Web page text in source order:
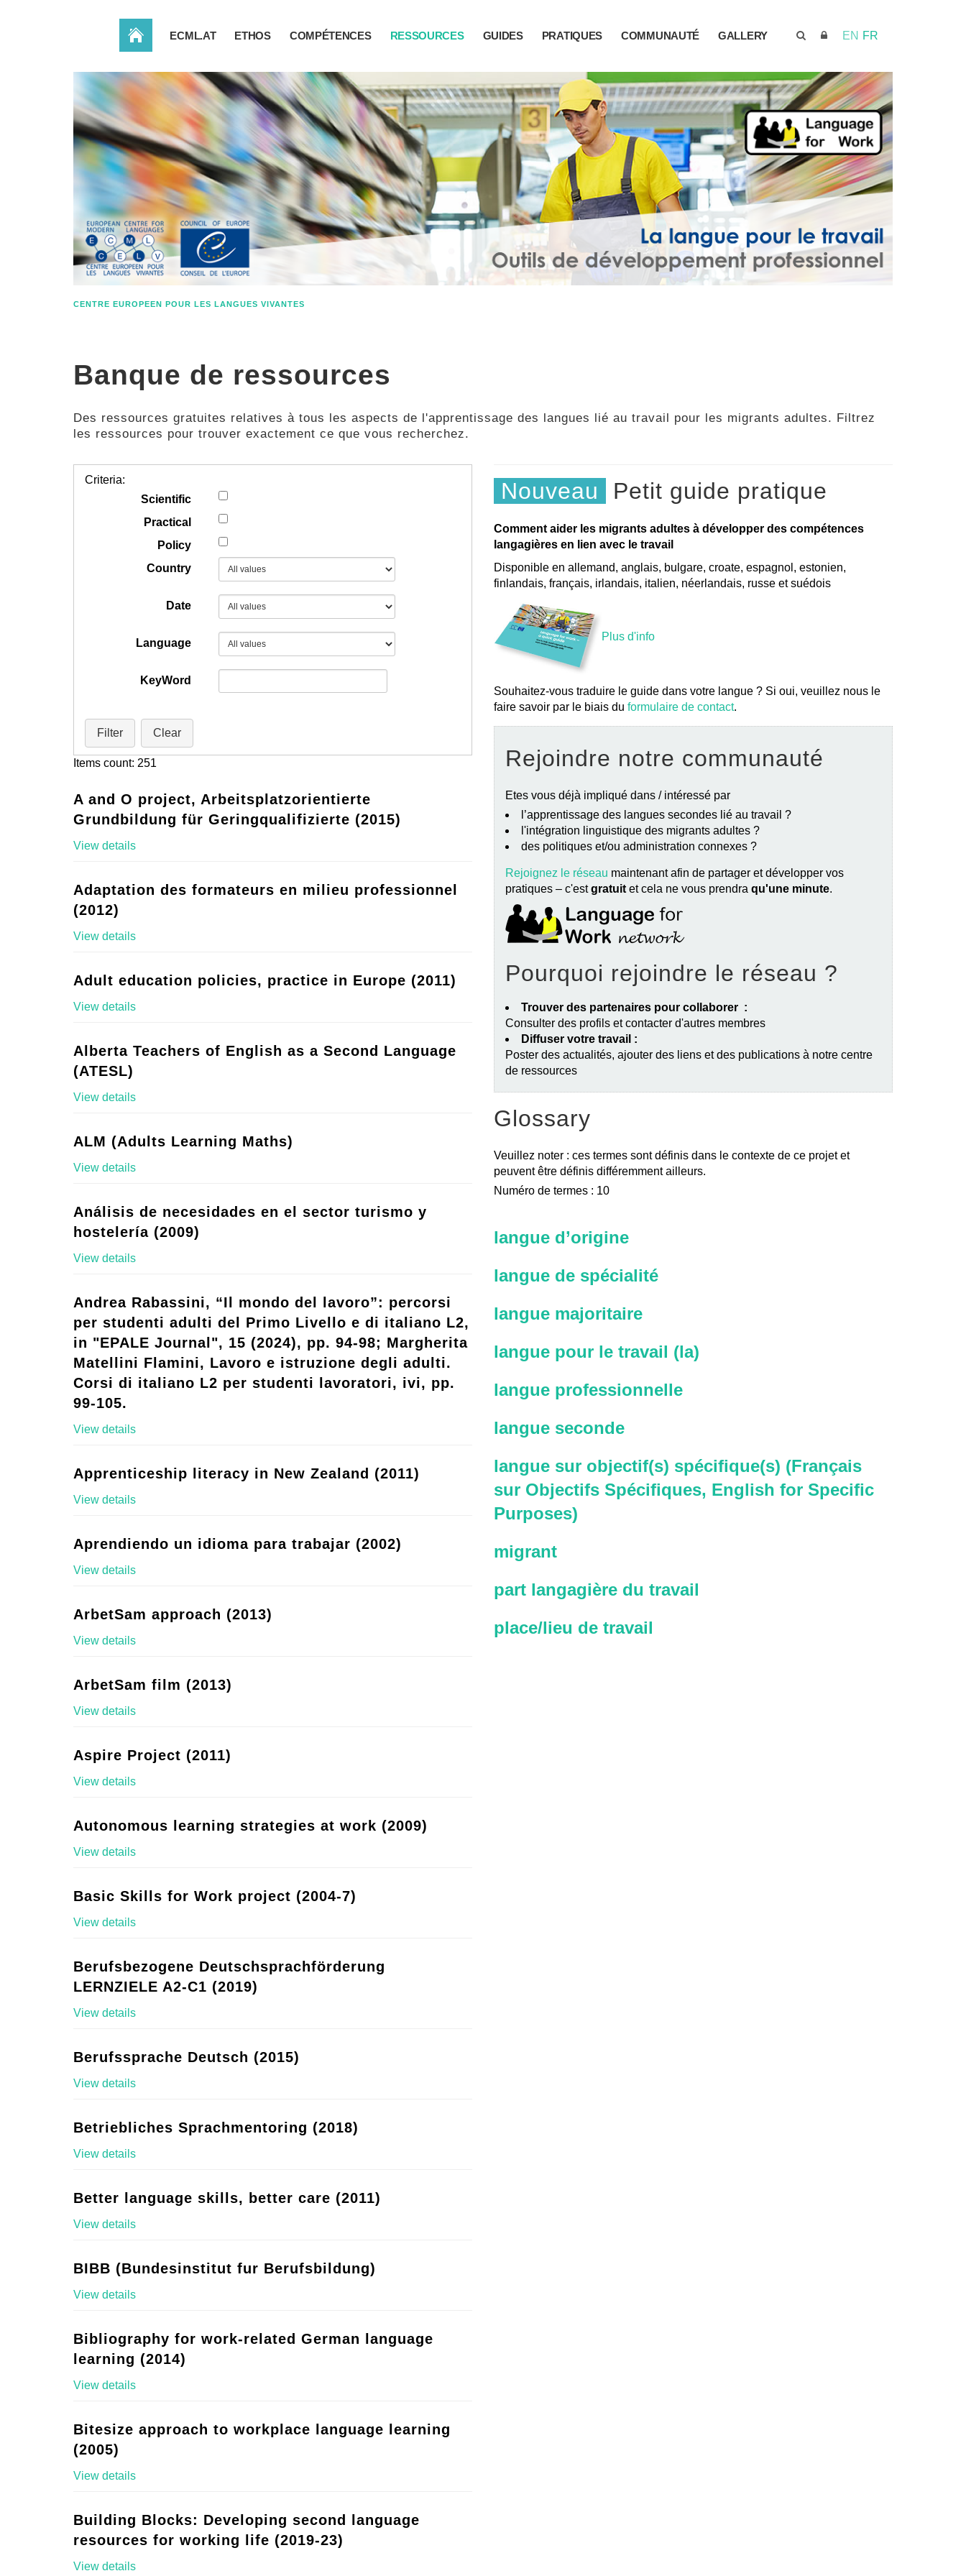
EN FR
ACCUEIL ECML.AT ETHOS COMPÉTENCES RESSOURCES GUIDES PRATIQUES COMMUNAUTÉ GALLERY
CENTRE EUROPEEN POUR LES LANGUES VIVANTES
Banque de ressources
Des ressources gratuites relatives à tous les aspects de l'apprentissage des langues lié au travail pour les migrants adultes. Filtrez
les ressources pour trouver exactement ce que vous recherchez.
Criteria:
Scientific
Practical
Policy
Country
Date
Language
KeyWord
Filter Clear
Items count: 251
A and O project, Arbeitsplatzorientierte
Grundbildung für Geringqualifizierte (2015)
View details
Adaptation des formateurs en milieu professionnel
(2012)
View details
Adult education policies, practice in Europe (2011)
View details
Alberta Teachers of English as a Second Language
(ATESL)
View details
ALM (Adults Learning Maths)
View details
Análisis de necesidades en el sector turismo y
hostelería (2009)
View details
Andrea Rabassini, “Il mondo del lavoro”: percorsi
per studenti adulti del Primo Livello e di italiano L2,
in "EPALE Journal", 15 (2024), pp. 94-98; Margherita
Matellini Flamini, Lavoro e istruzione degli adulti.
Corsi di italiano L2 per studenti lavoratori, ivi, pp.
99-105.
View details
Apprenticeship literacy in New Zealand (2011)
View details
Aprendiendo un idioma para trabajar (2002)
View details
ArbetSam approach (2013)
View details
ArbetSam film (2013)
View details
Aspire Project (2011)
View details
Autonomous learning strategies at work (2009)
View details
Basic Skills for Work project (2004-7)
View details
Berufsbezogene Deutschsprachförderung
LERNZIELE A2-C1 (2019)
View details
Berufssprache Deutsch (2015)
View details
Betriebliches Sprachmentoring (2018)
View details
Better language skills, better care (2011)
View details
BIBB (Bundesinstitut fur Berufsbildung)
View details
Bibliography for work-related German language
learning (2014)
View details
Bitesize approach to workplace language learning
(2005)
View details
Building Blocks: Developing second language
resources for working life (2019-23)
View details
Nouveau Petit guide pratique
Comment aider les migrants adultes à développer des compétences
langagières en lien avec le travail
Disponible en allemand, anglais, bulgare, croate, espagnol, estonien,
finlandais, français, irlandais, italien, néerlandais, russe et suédois
Plus d'info
Souhaitez-vous traduire le guide dans votre langue ? Si oui, veuillez nous le
faire savoir par le biais du formulaire de contact.
Rejoindre notre communauté
Etes vous déjà impliqué dans / intéressé par
l’apprentissage des langues secondes lié au travail ?
l'intégration linguistique des migrants adultes ?
des politiques et/ou administration connexes ?
Rejoignez le réseau maintenant afin de partager et développer vos
pratiques – c'estgratuit et cela ne vous prendra qu'une minute.
Pourquoi rejoindre le réseau ?
Trouver des partenaires pour collaborer :
Consulter des profils et contacter d'autres membres
Diffuser votre travail :
Poster des actualités, ajouter des liens et des publications à notre centre
de ressources
Glossary
Veuillez noter : ces termes sont définis dans le contexte de ce projet et
peuvent être définis différemment ailleurs.
Numéro de termes : 10
langue d’origine
langue de spécialité
langue majoritaire
langue pour le travail (la)
langue professionnelle
langue seconde
langue sur objectif(s) spécifique(s) (Français
sur Objectifs Spécifiques, English for Specific
Purposes)
migrant
part langagière du travail
place/lieu de travail